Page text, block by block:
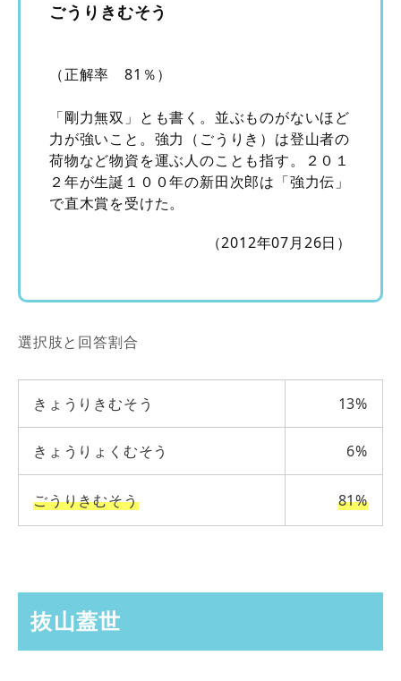
ごうりきむそう
（正解率 81％）
「剛力無双」とも書く。並ぶものがないほど
力が強いこと。強力（ごうりき）は登山者の
荷物など物資を運ぶ人のことも指す。２０１
２年が生誕１００年の新田次郎は「強力伝」
で直木賞を受けた。
（2012年07月26日）
選択肢と回答割合
きょうりきむそう 13%
きょうりょくむそう 6%
ごうりきむそう 81%
抜山蓋世